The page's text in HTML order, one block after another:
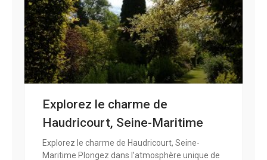
Explorez le charme de
Haudricourt, Seine-Maritime
Explorez le charme de Haudricourt, Seine-
Maritime Plongez dans l’atmosphère unique de